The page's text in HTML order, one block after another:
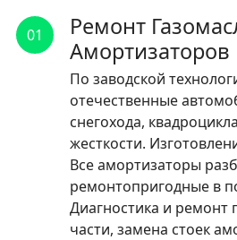
ЧИТАТЬ
01
Ремонт
Амортизаторов
По заводской
отечественные
снегохода,
жесткости.
Все амортизаторы
ремонтопригодные в
Диагностика и ремонт
части, замена стоек